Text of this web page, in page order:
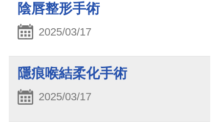
陰唇整形手術
2025/03/17
隱痕喉結柔化手術
2025/03/17